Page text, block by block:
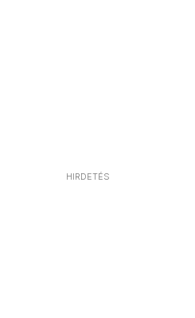
HIRDETÉS